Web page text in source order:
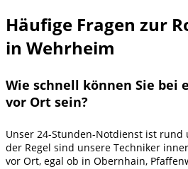
Häufige Fragen zur
in Wehrheim
Wie schnell können Sie bei
vor Ort sein?
Unser 24-Stunden-Notdienst ist
der Regel sind unsere Techniker
vor Ort, egal ob in Obernhain,